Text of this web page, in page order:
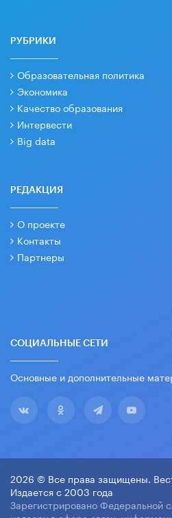
РУБРИКИ
Образовательная политика
Экономика
Качество образования
Интервести
Big data
РЕДАКЦИЯ
О проекте
Контакты
Партнеры
СОЦИАЛЬНЫЕ СЕТИ
Основные и дополнительные
2026 © Все права защищены.
Издается с 2003 года
Зарегистрировано Федеральной